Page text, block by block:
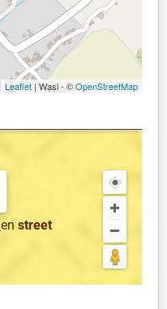
Leaflet | Wasi - ©OpenStreetMap
en street